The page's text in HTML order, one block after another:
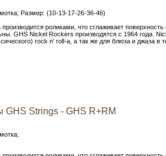
Размер: (10-13-17-26-36-46)
роликами, что сглаживает
GHS Nickel Rockers производятся с 1964 года.
rock n' roll-а, а так же для блюза и джаза в
Strings - GHS R+RM